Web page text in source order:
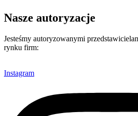
Nasze autoryzacje
Jesteśmy autoryzowanymi
rynku firm:
Instagram